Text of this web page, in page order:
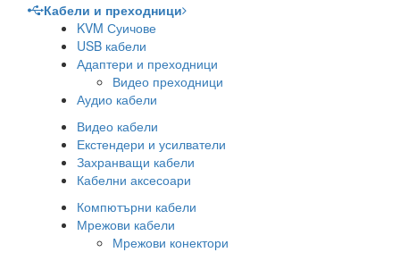
Кабели и преходници
KVM Суичове
USB кабели
Адаптери и преходници
Видео преходници
Аудио кабели
Видео кабели
Екстендери и усилватели
Захранващи кабели
Кабелни аксесоари
Компютърни кабели
Мрежови кабели
Мрежови конектори